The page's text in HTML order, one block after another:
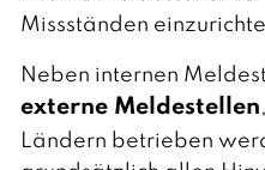
Missständen
Neben internen
externe Meldestellen
Ländern betrieben